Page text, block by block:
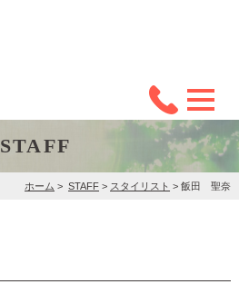
STAFF
ホーム > STAFF > スタイリスト >飯田 聖奈